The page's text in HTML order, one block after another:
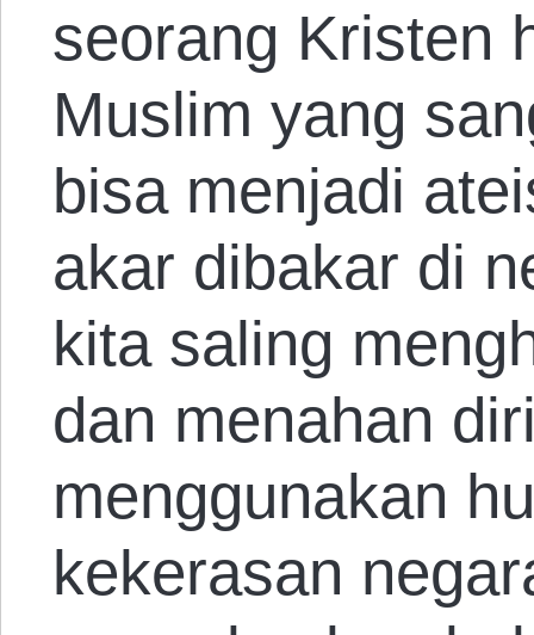
seorang Kristen
Muslim yang
bisa menjadi
akar dibakar di
kita saling
dan menahan
menggunakan
kekerasan